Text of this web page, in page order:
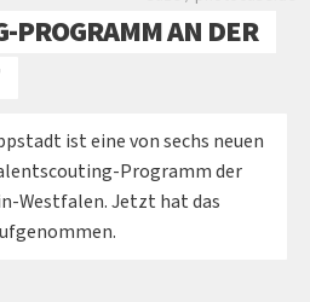
PROGRAMM AN DER
ist eine von sechs neuen
Programm der
Westfalen. Jetzt hat das